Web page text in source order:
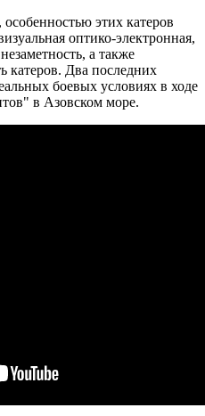
этих катеров
оптико-электронная,
а также
катеров. Два последних
боевых условиях в ходе
в Азовском море.